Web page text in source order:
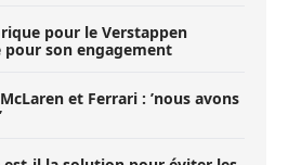
pour le Verstappen
pour son engagement
et Ferrari : ’nous avons